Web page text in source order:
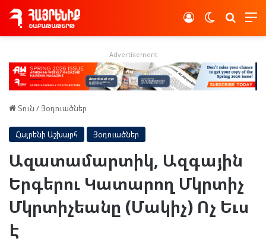
Switch skin
Log In
Advertisement
Տուն /Յօդուածներ
Հայրենի Աշխարհ Յօդուածներ
Ազատամարտիկ, Ազգային
Երգերու Կատարող Մկրտիչ
Մկրտիչեանը (Մակիչ) Ոչ Եւս
Է